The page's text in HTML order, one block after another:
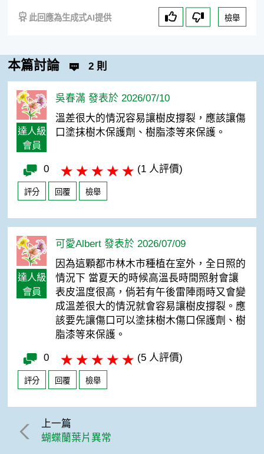
此回應為生成式AI提供 檢舉
本篇討論 2 則
達人級
會員
吳春滿 發表於 2026/07/10
溫差很大的情況容易讓樹皮撐裂，應該讓傷
口塗抹樹木保護劑、樹脂漆等來保護。
0 (1 人評價)
評分 回覆 檢舉
達人級
會員
可愛Albert 發表於 2026/07/09
因為這顆都市林木市種植在室外，全日照的
情況下 當夏天的時候高溫長時間照射會讓
表皮溫度很高，倘若有午後雷陣雨時又會變
成溫差很大的情況就會容易讓樹皮撐裂。應
該要先讓傷口可以塗抹樹木傷口保護劑、樹
脂漆等來保護。
0 (5 人評價)
評分 回覆 檢舉
上一篇
蝴蝶蘭葉片異常